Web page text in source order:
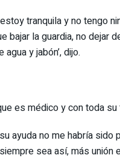
tranquila y no tengo
la guardia, no dejar
y jabón’, dijo.
es médico y con toda su
ayuda no me habría sido
sea así, más unión